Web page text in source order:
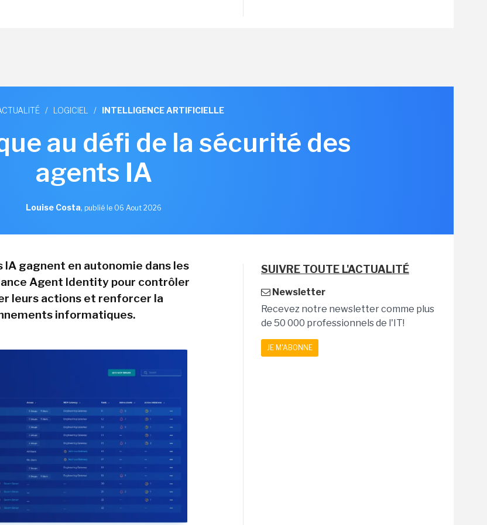
/ LOGICIEL / INTELLIGENCE ARTIFICIELLE
au défi de la sécurité des
agents IA
Louise Costa, publié le 06 Aout 2026
IA gagnent en autonomie dans les
Agent Identity pour contrôler
leurs actions et renforcer la
informatiques.
SUIVRE TOUTE L'ACTUALITÉ
Newsletter
Recevez notre newsletter comme plus
de 50 000 professionnels de l'IT!
JE M'ABONNE